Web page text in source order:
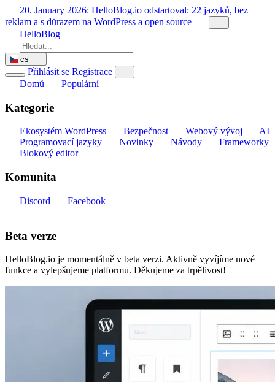
Přeskočit
na
obsah
20. January 2026: HelloBlog.io odstartoval: 22 jazyků, bez
reklam a s důrazem na WordPress a open source
HelloBlog
cs
Přihlásit se Registrace
Domů
Populární
Kategorie
Ekosystém WordPress Bezpečnost Webový vývoj
AI
Programovací jazyky
Novinky Návody
Frameworky
Blokový editor
Komunita
Discord Facebook
Beta verze
HelloBlog.io je momentálně v beta verzi. Aktivně vyvíjíme nové
funkce a vylepšujeme platformu. Děkujeme za trpělivost!